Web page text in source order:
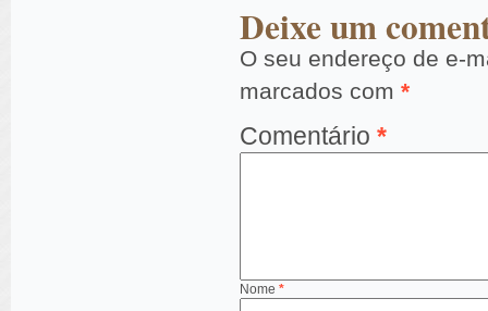
Deixe um
O seu endereço de e-
marcados com *
Comentário *
Nome *